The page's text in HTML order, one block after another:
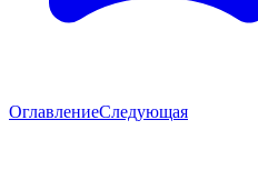
ОглавлениеСледующая